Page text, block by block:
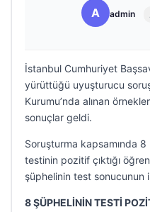
A admin
İstanbul Cumhuriyet
yürüttüğü uyuşturucu
Kurumu’nda alınan
sonuçlar geldi.
Soruşturma kapsamında
testinin pozitif çıktığı
şüphelinin test
8 ŞÜPHELİNİN TESTİ